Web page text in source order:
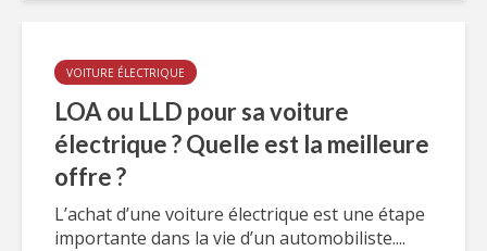
VOITURE ÉLECTRIQUE
LOA ou LLD pour sa voiture
électrique ? Quelle est la meilleure
offre ?
L’achat d’une voiture électrique est une étape
importante dans la vie d’un automobiliste....